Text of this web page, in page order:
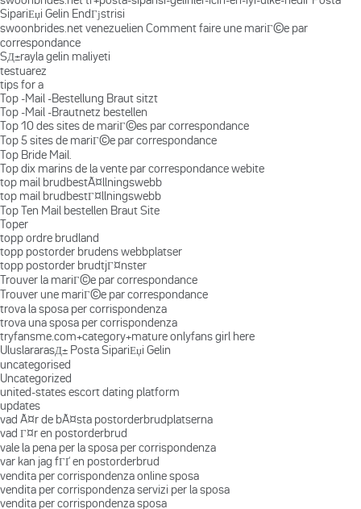
SipariЕџi Gelin EndГјstrisi
swoonbrides.net venezuelien Comment faire une mariГ©e par
correspondance
SД±rayla gelin maliyeti
testuarez
tips for a
Top -Mail -Bestellung Braut sitzt
Top -Mail -Brautnetz bestellen
Top 10 des sites de mariГ©es par correspondance
Top 5 sites de mariГ©e par correspondance
Top Bride Mail.
Top dix marins de la vente par correspondance webite
top mail brudbestÃ¤llningswebb
top mail brudbestГ¤llningswebb
Top Ten Mail bestellen Braut Site
Toper
topp ordre brudland
topp postorder brudens webbplatser
topp postorder brudtjГ¤nster
Trouver la mariГ©e par correspondance
Trouver une mariГ©e par correspondance
trova la sposa per corrispondenza
trova una sposa per corrispondenza
tryfansme.com+category+mature onlyfans girl here
UluslararasД± Posta SipariЕџi Gelin
uncategorised
Uncategorized
united-states escort dating platform
updates
vad Ã¤r de bÃ¤sta postorderbrudplatserna
vad Г¤r en postorderbrud
vale la pena per la sposa per corrispondenza
var kan jag fГҐ en postorderbrud
vendita per corrispondenza online sposa
vendita per corrispondenza servizi per la sposa
vendita per corrispondenza sposa